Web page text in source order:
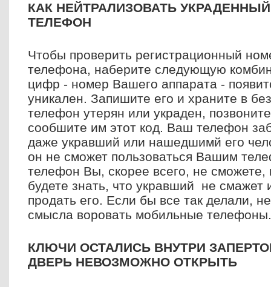
КАК НЕЙТРАЛИЗОВАТЬ
ТЕЛЕФОН
Чтобы проверить регистрационный
телефона, наберите следующую
цифр - номер Вашего аппарата -
уникален. Запишите его и храните в
телефон утерян или украден,
сообшите им этот код. Ваш телефон
даже укравший или нашедшимй его
он не сможет пользоваться Вашим
телефон Вы, скорее всего, не сможете,
будете знать, что укравший не смажет
продать его. Если бы все так делали,
смысла воровать мобильные телефоны.
КЛЮЧИ ОСТАЛИСЬ ВНУТРИ
ДВЕРЬ НЕВОЗМОЖНО ОТКРЫТЬ